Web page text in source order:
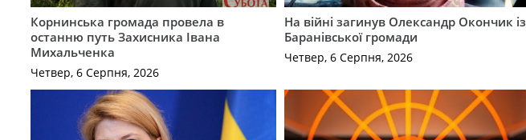
Корнинська громада провела в
останню путь Захисника Івана
Михальченка
Четвер, 6 Серпня, 2026
На війні загинув Олександр Окончик із
Баранівської громади
Четвер, 6 Серпня, 2026